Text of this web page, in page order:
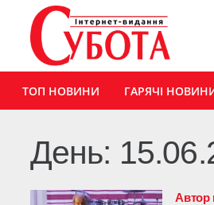
ТОП НОВИНИ ГАРЯЧІ
День:
Автор